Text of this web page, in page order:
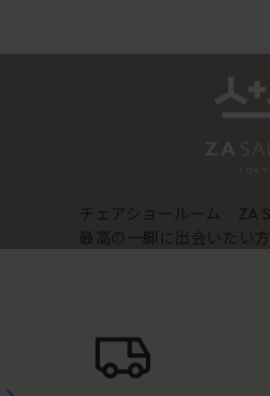
チェアショールーム ZA
最高の一脚に出会いたい